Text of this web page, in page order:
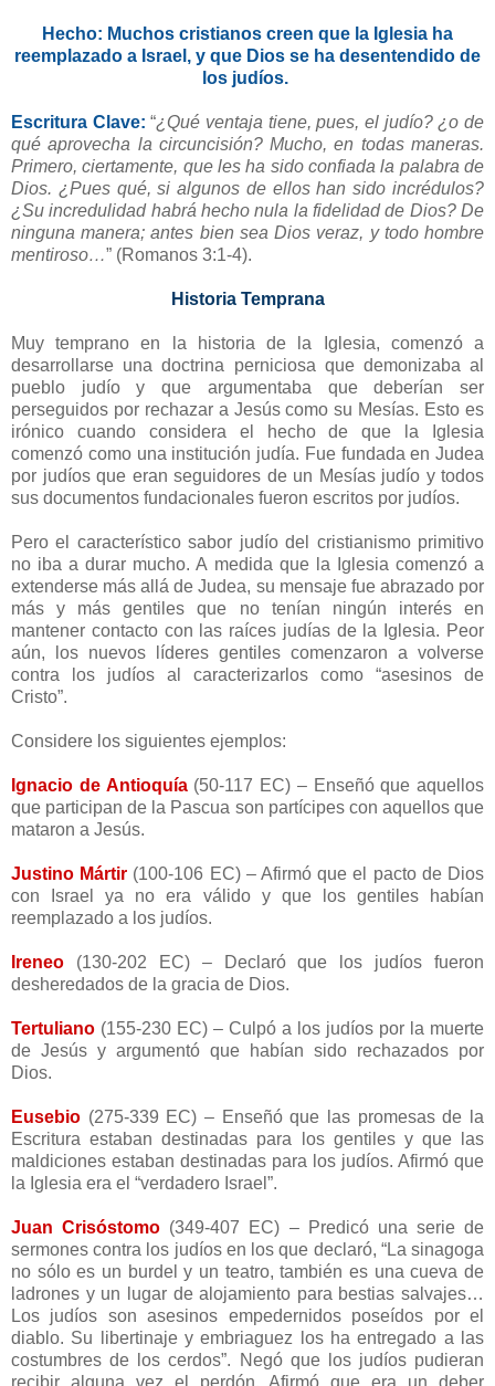
Hecho: Muchos cristianos creen que la Iglesia ha
reemplazado a Israel, y que Dios se ha desentendido de
los judíos.
Escritura Clave: “¿Qué ventaja tiene, pues, el judío? ¿o de
qué aprovecha la circuncisión? Mucho, en todas maneras.
Primero, ciertamente, que les ha sido confiada la palabra de
Dios. ¿Pues qué, si algunos de ellos han sido incrédulos?
¿Su incredulidad habrá hecho nula la fidelidad de Dios? De
ninguna manera; antes bien sea Dios veraz, y todo hombre
mentiroso…” (Romanos 3:1-4).
Historia Temprana
Muy temprano en la historia de la Iglesia, comenzó a
desarrollarse una doctrina perniciosa que demonizaba al
pueblo judío y que argumentaba que deberían ser
perseguidos por rechazar a Jesús como su Mesías. Esto es
irónico cuando considera el hecho de que la Iglesia
comenzó como una institución judía. Fue fundada en Judea
por judíos que eran seguidores de un Mesías judío y todos
sus documentos fundacionales fueron escritos por judíos.
Pero el característico sabor judío del cristianismo primitivo
no iba a durar mucho. A medida que la Iglesia comenzó a
extenderse más allá de Judea, su mensaje fue abrazado por
más y más gentiles que no tenían ningún interés en
mantener contacto con las raíces judías de la Iglesia. Peor
aún, los nuevos líderes gentiles comenzaron a volverse
contra los judíos al caracterizarlos como “asesinos de
Cristo”.
Considere los siguientes ejemplos:
Ignacio de Antioquía(50-117 EC) – Enseñó que aquellos
que participan de la Pascua son partícipes con aquellos que
mataron a Jesús.
Justino Mártir (100-106 EC) – Afirmó que el pacto de Dios
con Israel ya no era válido y que los gentiles habían
reemplazado a los judíos.
Ireneo (130-202 EC) – Declaró que los judíos fueron
desheredados de la gracia de Dios.
Tertuliano (155-230 EC) – Culpó a los judíos por la muerte
de Jesús y argumentó que habían sido rechazados por
Dios.
Eusebio (275-339 EC) – Enseñó que las promesas de la
Escritura estaban destinadas para los gentiles y que las
maldiciones estaban destinadas para los judíos. Afirmó que
la Iglesia era el “verdadero Israel”.
Juan Crisóstomo (349-407 EC) – Predicó una serie de
sermones contra los judíos en los que declaró, “La sinagoga
no sólo es un burdel y un teatro, también es una cueva de
ladrones y un lugar de alojamiento para bestias salvajes…
Los judíos son asesinos empedernidos poseídos por el
diablo. Su libertinaje y embriaguez los ha entregado a las
costumbres de los cerdos”. Negó que los judíos pudieran
recibir alguna vez el perdón. Afirmó que era un deber